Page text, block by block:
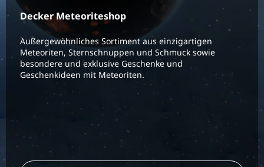
Decker Meteoriteshop
Außergewöhnliches Sortiment aus einzigartigen
Meteoriten, Sternschnuppen und Schmuck sowie
besondere und exklusive Geschenke und
Geschenkideen mit Meteoriten.